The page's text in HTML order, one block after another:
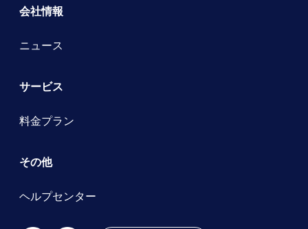
会社情報
ニュース
サービス
料金プラン
その他
ヘルプセンター